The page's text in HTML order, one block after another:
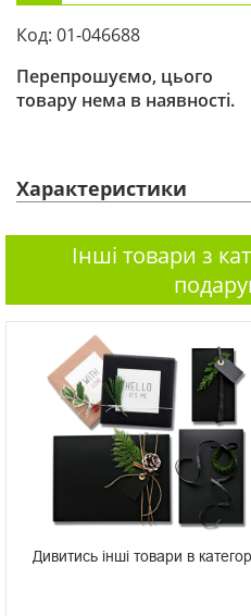
Код: 01-046688
Перепрошуємо, цього
товару нема в наявності.
Характеристики
Інші товари з
Дивитись інші товари в